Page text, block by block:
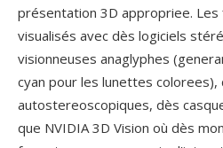
présentation 3D appropriee. Les
visualisés avec dès logiciels
visionneuses anaglyphes
cyan pour les lunettes colorees),
autostereoscopiques, dès
que NVIDIA 3D Vision où dès